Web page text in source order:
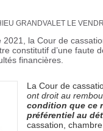
GRANDVALET LE
la Cour de
constitutif d’une faute
financières.
La Cour de
ont droit au
condition que ce
préférentiel au
cassation,